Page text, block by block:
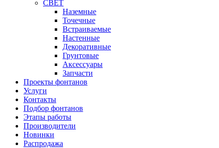
СВЕТ
Наземные
Точечные
Встраиваемые
Настенные
Декоративные
Грунтовые
Аксессуары
Запчасти
Проекты фонтанов
Услуги
Контакты
Подбор фонтанов
Этапы работы
Производители
Новинки
Распродажа